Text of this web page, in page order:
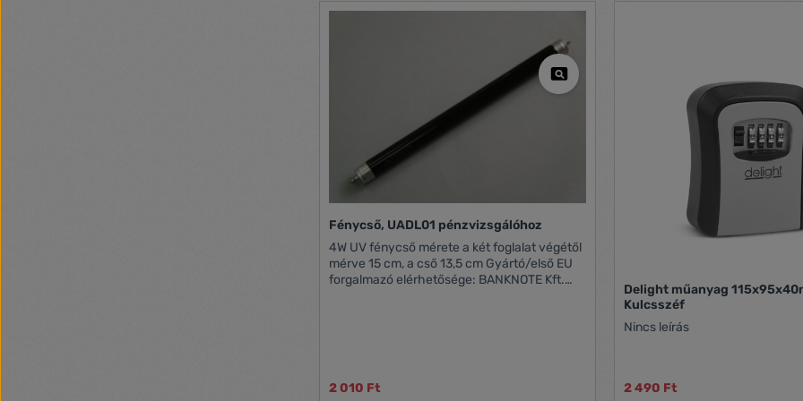
Fénycső, UADL01 pénzvizsgálóhoz
4W UV fénycső mérete a két foglalat végétől
mérve 15 cm, a cső 13,5 cm Gyártó/első EU
forgalmazó elérhetősége: BANKNOTE Kft.
2 010 Ft
Delight műanyag 115x95x40mm
Kulcsszéf
Nincs leírás
2 490 Ft